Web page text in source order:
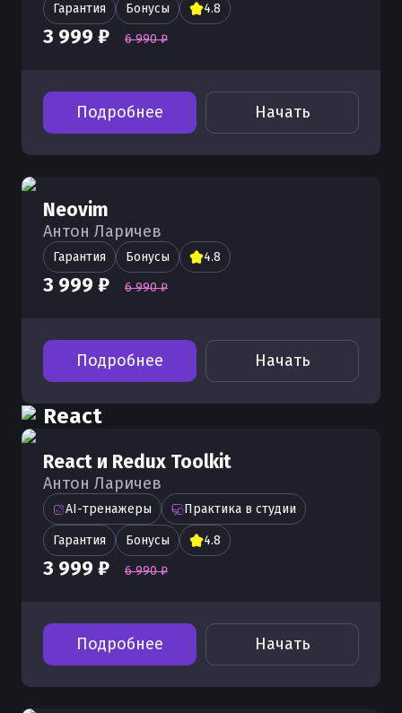
Гарантия Бонусы 4.8
3 999 ₽ 6 990 ₽
Подробнее Начать
Neovim
Антон Ларичев
Гарантия Бонусы 4.8
3 999 ₽ 6 990 ₽
Подробнее Начать
React
React и Redux Toolkit
Антон Ларичев
AI-тренажеры Практика в студии
Гарантия Бонусы 4.8
3 999 ₽ 6 990 ₽
Подробнее Начать